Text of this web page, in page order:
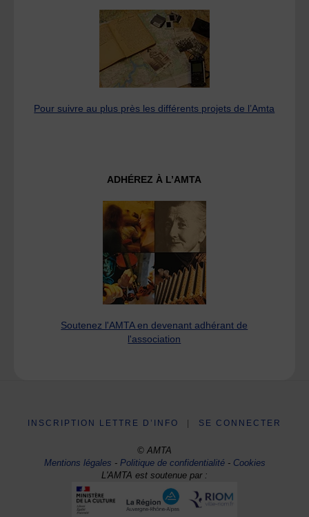
Pour suivre au plus près les différents projets de l’Amta
ADHÉREZ À L’AMTA
Soutenez l'AMTA en devenant adhérant de
l'association
INSCRIPTION LETTRE D’INFO SE CONNECTER
© AMTA
Mentions légales -Politique de confidentialité- Cookies
L'AMTA est soutenue par :